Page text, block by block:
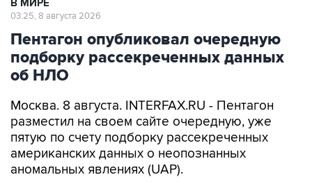
Пентагон опубликовал очередную
подборку рассекреченных данных
об НЛО
Москва. 8 августа. INTERFAX.RU - Пентагон
пятую по счету подборку рассекреченных
американских данных о неопознанных
аномальных явлениях (UAP).
"Министерство войны публикует пятую часть